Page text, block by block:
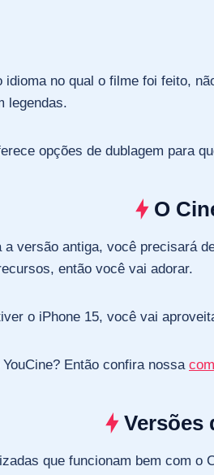
idioma no qual o filme foi feito,
legendas.
opções de dublagem para
O
versão antiga, você precisará
então você vai adorar.
o iPhone 15, você vai
Então confira nossa
Versões
que funcionam bem com o